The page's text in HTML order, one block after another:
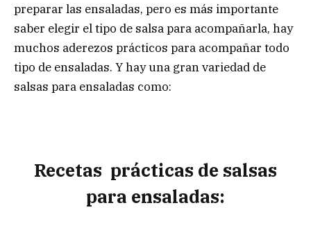
preparar las ensaladas, pero es más importante
saber elegir el tipo de salsa para acompañarla, hay
muchos aderezos prácticos para acompañar todo
tipo de ensaladas. Y hay una gran variedad de
salsas para ensaladas como:
Recetas prácticas de salsas
para ensaladas: